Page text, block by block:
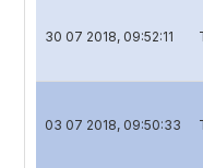
30 07 2018, 09:52:11
03 07 2018, 09:50:33